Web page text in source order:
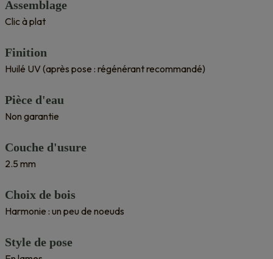
Assemblage
Clic à plat
Finition
Huilé UV (après pose : régénérant recommandé)
Pièce d'eau
Non garantie
Couche d'usure
2.5 mm
Choix de bois
Harmonie : un peu de noeuds
Style de pose